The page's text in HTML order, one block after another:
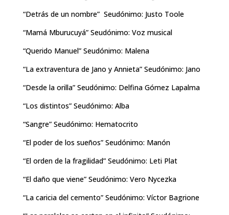
“Detrás de un nombre” Seudónimo: Justo Toole
“Mamá Mburucuyá” Seudónimo: Voz musical
“Querido Manuel” Seudónimo: Malena
“La extraventura de Jano y Annieta” Seudónimo: Jano
“Desde la orilla” Seudónimo: Delfina Gómez Lapalma
“Los distintos” Seudónimo: Alba
“Sangre” Seudónimo: Hematocrito
“El poder de los sueños” Seudónimo: Manón
“El orden de la fragilidad” Seudónimo: Leti Plat
“El daño que viene” Seudónimo: Vero Nycezka
“La caricia del cemento” Seudónimo: Víctor Bagrione